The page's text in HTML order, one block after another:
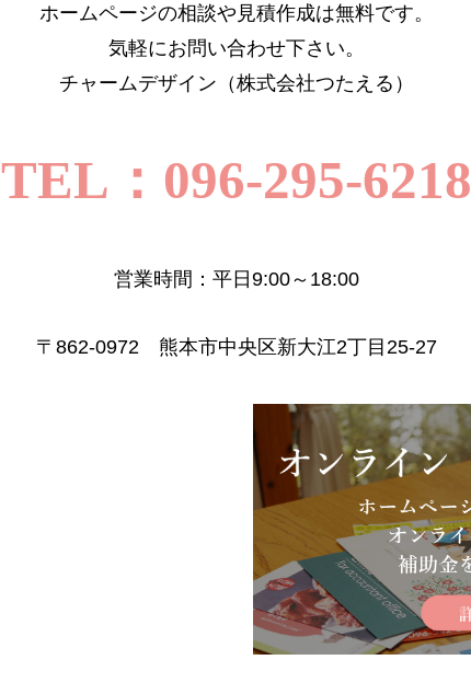
ホームページの相談や見積作成は無料です。
気軽にお問い合わせ下さい。
チャームデザイン（株式会社つたえる）
TEL：096-295-6218
営業時間：平日9:00～18:00
〒862-0972 熊本市中央区新大江2丁目25-27